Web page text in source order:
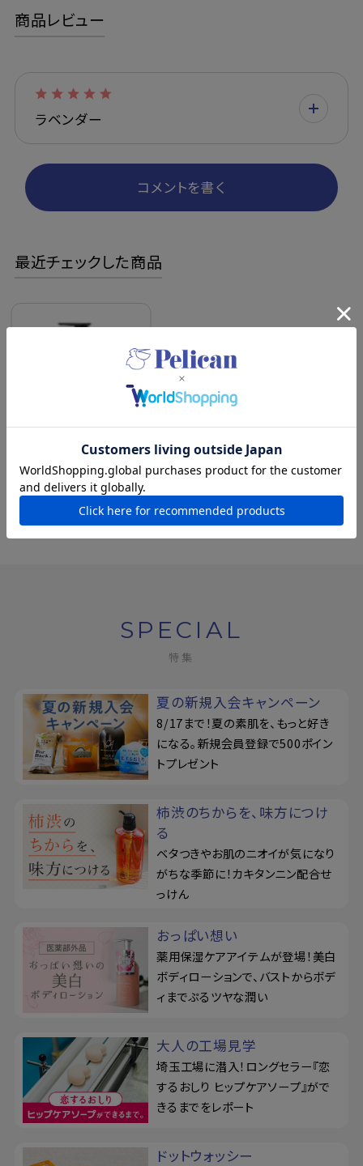
商品レビュー
ラベンダー
コメントを書く
最近チェックした商品
【公式限定】プロバンシ
ア ボディローション [ボ
トルタイプ]
(税込)
SPECIAL
特集
夏の新規入会キャンペーン
8/17まで！夏の素肌を、もっと好き
になる。新規会員登録で500ポイン
トプレゼント
柿渋のちからを、味方につけ
る
ベタつきやお肌のニオイが気になり
がちな季節に！カキタンニン配合せ
っけん
おっぱい想い
薬用保湿ケアアイテムが登場！美白
ボディローションで、バストからボデ
ィまでぷるツヤな潤い
大人の工場見学
埼玉工場に潜入！ロングセラー『恋
するおしり ヒップケアソープ』がで
きるまでをレポート
ドットウォッシー